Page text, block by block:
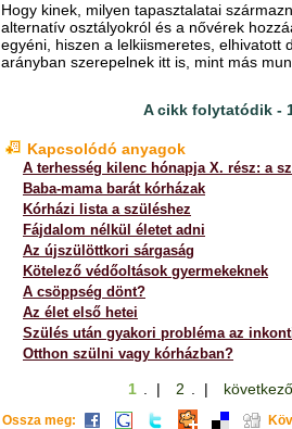
Hogy kinek, milyen tapasztalatai
alternatív osztályokról és a nővérek
egyéni, hiszen a lelkiismeretes, elhivatott
arányban szerepelnek itt is, mint más
A cikk folytatódik -
Kapcsolódó anyagok
A terhesség kilenc hónapja X. rész: a
Baba-mama barát kórházak
Kórházi lista a szüléshez
Fájdalom nélkül életet adni
Az újszülöttkori sárgaság
Kötelező védőoltások gyermekeknek
A csöppség dönt?
Az élet első hetei
Szülés után gyakori probléma az
Otthon szülni vagy kórházban?
1 . | 2 . |
Ossza meg: